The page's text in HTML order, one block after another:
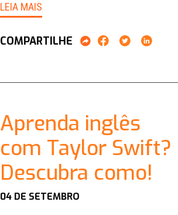
LEIA MAIS
COMPARTILHE
Aprenda inglês
com Taylor Swift?
Descubra como!
04 DE SETEMBRO